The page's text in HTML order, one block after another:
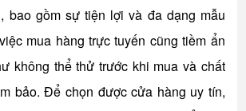
bao gồm sự tiện lợi và đa dạng mẫu
mua hàng trực tuyến cũng tiềm ẩn
không thể thử trước khi mua và chất
bảo. Để chọn được cửa hàng uy tín,